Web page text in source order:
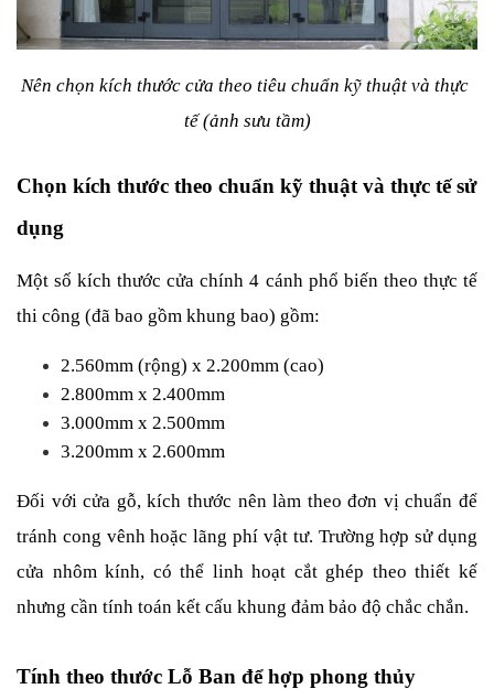
Nên chọn kích thước cửa theo tiêu chuẩn kỹ thuật và thực
tế (ảnh sưu tầm)
Chọn kích thước theo chuẩn kỹ thuật và thực tế sử
dụng
Một số kích thước cửa chính 4 cánh phổ biến theo thực tế
thi công (đã bao gồm khung bao) gồm:
2.560mm (rộng) x 2.200mm (cao)
2.800mm x 2.400mm
3.000mm x 2.500mm
3.200mm x 2.600mm
Đối với cửa gỗ, kích thước nên làm theo đơn vị chuẩn để
tránh cong vênh hoặc lãng phí vật tư. Trường hợp sử dụng
cửa nhôm kính, có thể linh hoạt cắt ghép theo thiết kế
nhưng cần tính toán kết cấu khung đảm bảo độ chắc chắn.
Tính theo thước Lỗ Ban để hợp phong thủy